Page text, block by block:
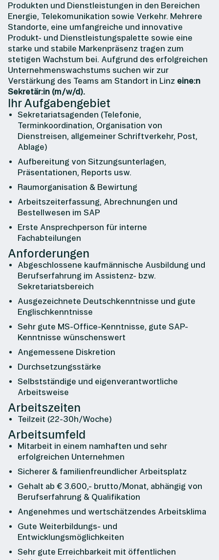
Produkten und Dienstleistungen in den Bereichen
Energie, Telekomunikation sowie Verkehr. Mehrere
Standorte, eine umfangreiche und innovative
Produkt- und Dienstleistungspalette sowie eine
starke und stabile Markenpräsenz tragen zum
stetigen Wachstum bei. Aufgrund des erfolgreichen
Unternehmenswachstums suchen wir zur
Verstärkung des Teams am Standort in Linz eine:n
Sekretär:in (m/w/d).
Ihr Aufgabengebiet
Sekretariatsagenden (Telefonie,
Terminkoordination, Organisation von
Dienstreisen, allgemeiner Schriftverkehr, Post,
Ablage)
Aufbereitung von Sitzungsunterlagen,
Präsentationen, Reports usw.
Raumorganisation & Bewirtung
Arbeitszeiterfassung, Abrechnungen und
Bestellwesen im SAP
Erste Ansprechperson für interne
Fachabteilungen
Anforderungen
Abgeschlossene kaufmännische Ausbildung und
Berufserfahrung im Assistenz- bzw.
Sekretariatsbereich
Ausgezeichnete Deutschkenntnisse und gute
Englischkenntnisse
Sehr gute MS-Office-Kenntnisse, gute SAP-
Kenntnisse wünschenswert
Angemessene Diskretion
Durchsetzungsstärke
Selbstständige und eigenverantwortliche
Arbeitsweise
Arbeitszeiten
Teilzeit (22-30h/Woche)
Arbeitsumfeld
Mitarbeit in einem namhaften und sehr
erfolgreichen Unternehmen
Sicherer & familienfreundlicher Arbeitsplatz
Gehalt ab € 3.600,- brutto/Monat, abhängig von
Berufserfahrung & Qualifikation
Angenehmes und wertschätzendes Arbeitsklima
Gute Weiterbildungs- und
Entwicklungsmöglichkeiten
Sehr gute Erreichbarkeit mit öffentlichen